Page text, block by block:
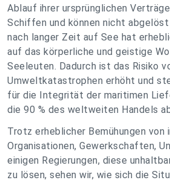
Ablauf ihrer ursprünglichen
Schiffen und können nicht abgelöst
nach langer Zeit auf See hat
auf das körperliche und geistige
Seeleuten. Dadurch ist das Risiko
Umweltkatastrophen erhöht und
für die Integrität der maritimen
die 90 % des weltweiten Handels
Trotz erheblicher Bemühungen von
Organisationen, Gewerkschaften,
einigen Regierungen, diese
zu lösen, sehen wir, wie sich die